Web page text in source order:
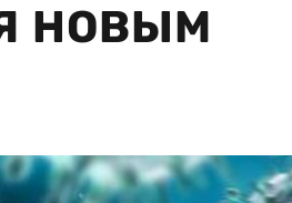
НОВЫМ